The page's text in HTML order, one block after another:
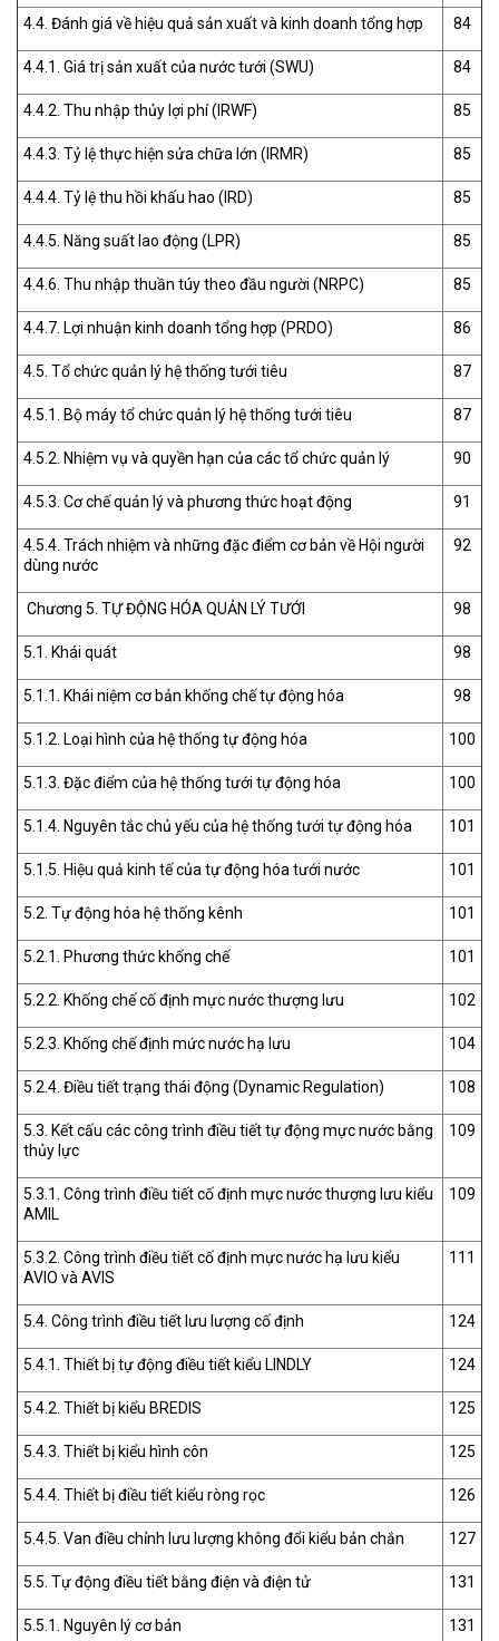
4.4. Đánh giá về hiệu quả sản xuất và kinh doanh tổng hợp 84
4.4.1. Giá trị sản xuất của nước tưới (SWU) 84
4.4.2. Thu nhập thủy lợi phí (IRWF) 85
4.4.3. Tỷ lệ thực hiện sửa chữa lớn (IRMR) 85
4.4.4. Tỷ lệ thu hồi khấu hao (IRD) 85
4.4.5. Năng suất lao động (LPR) 85
4.4.6. Thu nhập thuần túy theo đầu người (NRPC) 85
4.4.7. Lợi nhuận kinh doanh tổng hợp (PRDO) 86
4.5. Tổ chức quản lý hệ thống tưới tiêu 87
4.5.1. Bộ máy tổ chức quản lý hệ thống tưới tiêu 87
4.5.2. Nhiệm vụ và quyền hạn của các tổ chức quản lý 90
4.5.3. Cơ chế quản lý và phương thức hoạt động 91
4.5.4. Trách nhiệm và những đặc điểm cơ bản về Hội người
dùng nước
92
Chương 5. TỰ ĐỘNG HÓA QUẢN LÝ TƯỚI 98
5.1. Khái quát 98
5.1.1. Khái niệm cơ bản khống chế tự động hóa 98
5.1.2. Loại hình của hệ thống tự động hóa 100
5.1.3. Đặc điểm của hệ thống tưới tự động hóa 100
5.1.4. Nguyên tắc chủ yếu của hệ thống tưới tự động hóa 101
5.1.5. Hiệu quả kinh tế của tự động hóa tưới nước 101
5.2. Tự động hóa hệ thống kênh 101
5.2.1. Phương thức khống chế 101
5.2.2. Khống chế cố định mực nước thượng lưu 102
5.2.3. Khống chế định mức nước hạ lưu 104
5.2.4. Điều tiết trạng thái động (Dynamic Regulation) 108
5.3. Kết cấu các công trình điều tiết tự động mực nước bằng
thủy lực
109
5.3.1. Công trình điều tiết cố định mực nước thượng lưu kiểu
AMIL
109
5.3.2. Công trình điều tiết cố định mực nước hạ lưu kiểu
AVIO và AVIS
111
5.4. Công trình điều tiết lưu lượng cố định 124
5.4.1. Thiết bị tự động điều tiết kiểu LINDLY 124
5.4.2. Thiết bị kiểu BREDIS 125
5.4.3. Thiết bị kiểu hình côn 125
5.4.4. Thiết bị điều tiết kiểu ròng rọc 126
5.4.5. Van điều chỉnh lưu lượng không đổi kiểu bản chắn 127
5.5. Tự động điều tiết bằng điện và điện tử 131
5.5.1. Nguyên lý cơ bản 131